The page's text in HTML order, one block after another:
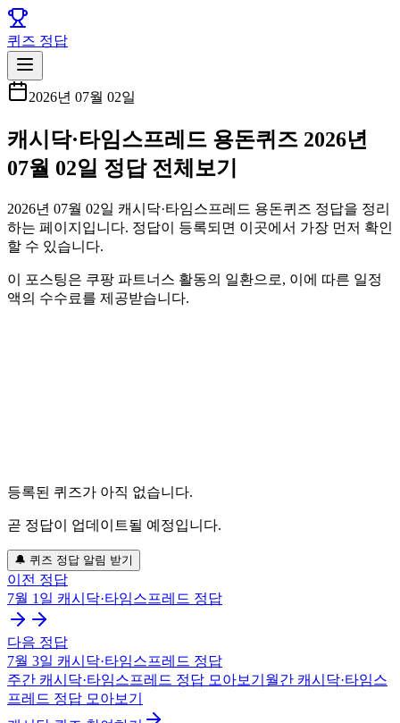
퀴즈 정답
2026년 07월 02일
캐시닥·타임스프레드 용돈퀴즈 2026년
07월 02일 정답 전체보기
2026년 07월 02일 캐시닥·타임스프레드 용돈퀴즈 정답을 정리
하는 페이지입니다. 정답이 등록되면 이곳에서 가장 먼저 확인
할 수 있습니다.
이 포스팅은 쿠팡 파트너스 활동의 일환으로, 이에 따른 일정
액의 수수료를 제공받습니다.
등록된 퀴즈가 아직 없습니다.
곧 정답이 업데이트될 예정입니다.
🔔 퀴즈 정답 알림 받기
이전 정답
7월 1일 캐시닥·타임스프레드 정답
다음 정답
7월 3일 캐시닥·타임스프레드 정답
주간 캐시닥·타임스프레드 정답 모아보기 월간 캐시닥·타임스
프레드 정답 모아보기